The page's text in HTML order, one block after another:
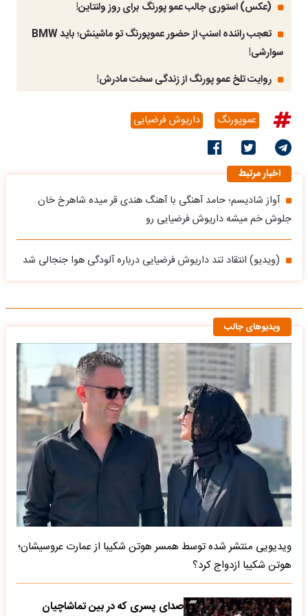
(عکس) استوری جالب عمو پورنگ برای روز ولنتاین!
تعجب راننده اسنپ از حضور عموپورنگ تو ماشینش؛ باید BMW
سوارشی!
روایت تلخ عمو پورنگ از زندگی سخت مادرش!
عموپورنگ داریوش فرضیایی
اخبار مرتبط
آواز شادیسم؛ حامد آهنگی با آهنگ هندی قر میده شاهرخ خان
جلوش خم میشه داریوش فرضیایی رو
(ویدیو) انتقاد تند داریوش فرضیایی درباره آلودگی هوا جنجالی شد
ویدیوهای جالب
ویدیویی منتشر شده توسط همسر هوتن شکیبا از عمارت عروسیشان؛
هوتن شکیبا ازدواج کرد؟
صدای پسری که در بین تماشاچیان